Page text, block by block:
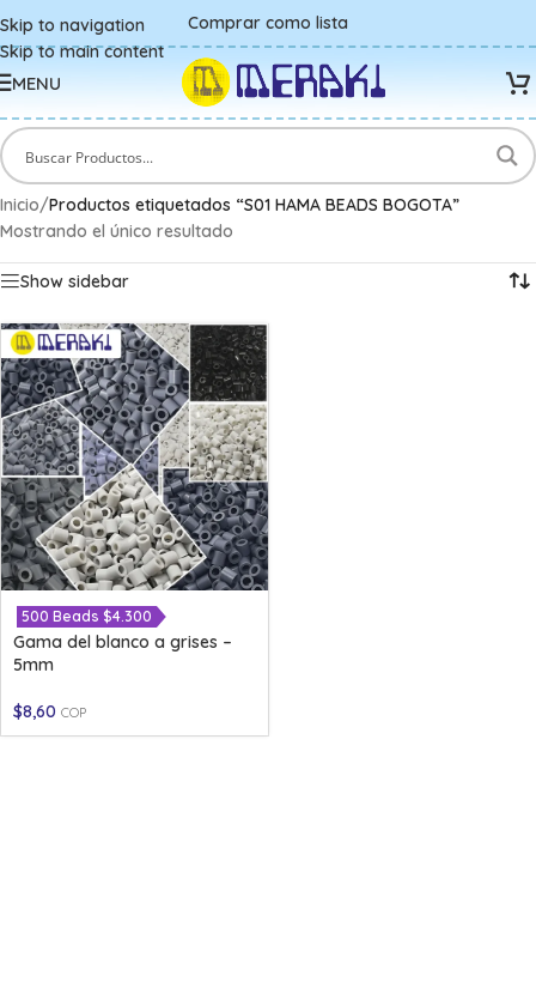
Skip to navigation
Skip to main content
Comprar como lista
MENU
Inicio/Productos etiquetados “S01 HAMA BEADS BOGOTA”
Mostrando el único resultado
Show sidebar
500 Beads $4.300
Gama del blanco a grises –
5mm
$8,60 COP